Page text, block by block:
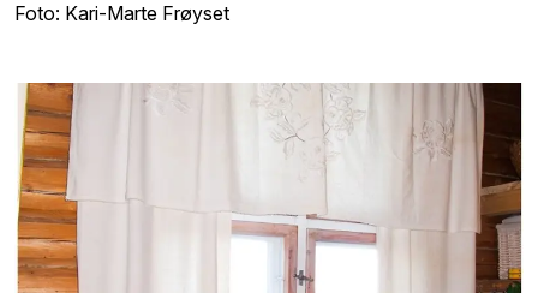
Foto: Kari-Marte Frøyset